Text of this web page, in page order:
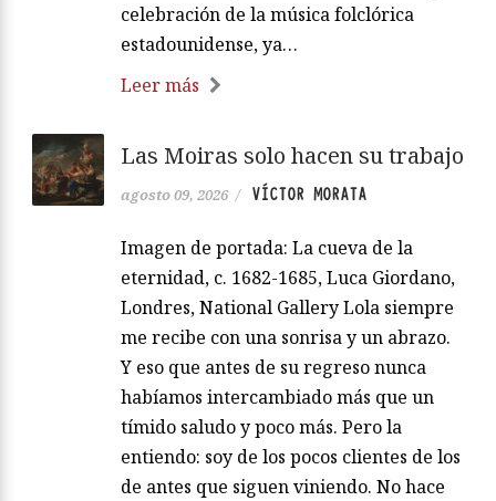
celebración de la música folclórica
estadounidense, ya…
Leer más
Las Moiras solo hacen su trabajo
agosto 09, 2026 / VÍCTOR MORATA
Imagen de portada: La cueva de la
eternidad, c. 1682-1685, Luca Giordano,
Londres, National Gallery Lola siempre
me recibe con una sonrisa y un abrazo.
Y eso que antes de su regreso nunca
habíamos intercambiado más que un
tímido saludo y poco más. Pero la
entiendo: soy de los pocos clientes de los
de antes que siguen viniendo. No hace